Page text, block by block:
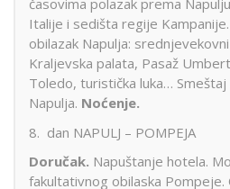
časovima polazak prema
Italije i sedišta regije
obilazak Napulja:
Kraljevska palata, Pasaž
Toledo, turistička luka… Smeštaj
Napulja. Noćenje.
8. dan NAPULJ – POMPEJA
Doručak. Napuštanje hotela.
fakultativnog obilaska Pompeje.